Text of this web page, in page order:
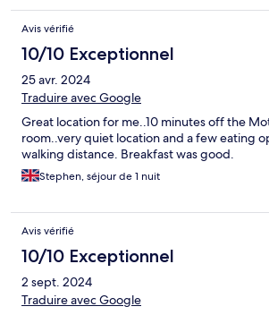
Avis vérifié
10/10 Exceptionnel
25 avr. 2024
Traduire avec Google
Great location for me..10 minutes off the
room..very quiet location and a few eating
walking distance. Breakfast was good.
Stephen, séjour de 1 nuit
Avis vérifié
10/10 Exceptionnel
2 sept. 2024
Traduire avec Google